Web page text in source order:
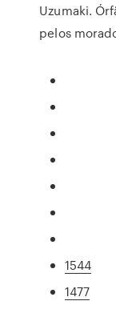
Uzumaki.
pelos
1544
1477